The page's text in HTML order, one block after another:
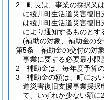
2
町長は、事業の採択又
に綾川町生活道災害復旧
は綾川町生活道災害復
により通知するものとす
(補助の対象、補助金の
第5条
補助金の交付の対
事業に要する必要最小限
2
補助金は、毎年度予算
3
補助金の額は、町にお
道災害復旧支援事業採択
て、いずれか少ない額に